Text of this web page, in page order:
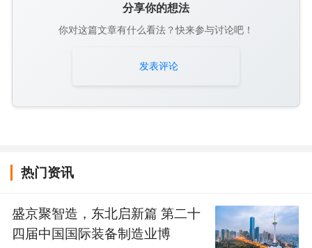
分享你的想法
你对这篇文章有什么看法？快来参与讨论吧！
发表评论
热门资讯
盛京聚智造，东北启新篇 第二十
四届中国国际装备制造业博